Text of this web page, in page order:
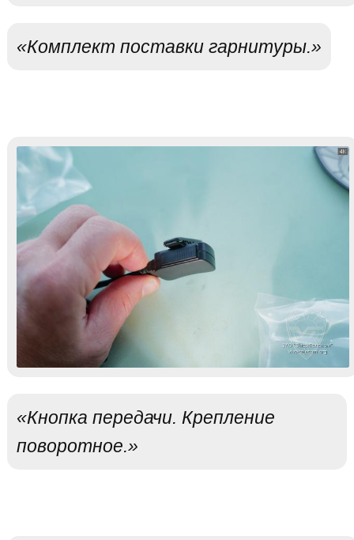
«Комплект поставки гарнитуры.»
«Кнопка передачи. Крепление
поворотное.»